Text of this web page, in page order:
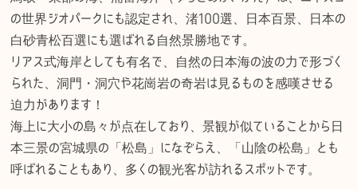
の世界ジオパークにも認定され、渚100選、日本百景、日本の
白砂青松百選にも選ばれる自然景勝地です。
リアス式海岸としても有名で、自然の日本海の波の力で形づく
られた、洞門・洞穴や花崗岩の奇岩は見るものを感嘆させる
迫力があります！
海上に大小の島々が点在しており、景観が似ていることから日
本三景の宮城県の「松島」になぞらえ、「山陰の松島」とも
呼ばれることもあり、多くの観光客が訪れるスポットです。